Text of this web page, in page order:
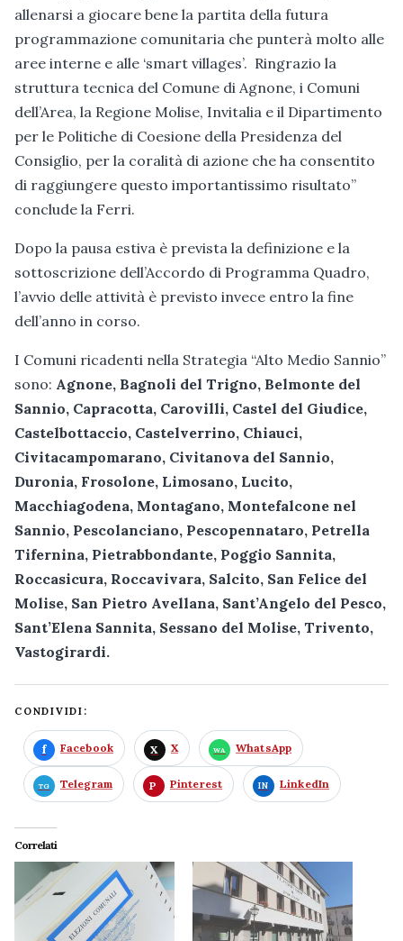
allenarsi a giocare bene la partita della futura
programmazione comunitaria che punterà molto alle
aree interne e alle ‘smart villages’. Ringrazio la
struttura tecnica del Comune di Agnone, i Comuni
dell’Area, la Regione Molise, Invitalia e il Dipartimento
per le Politiche di Coesione della Presidenza del
Consiglio, per la coralità di azione che ha consentito
di raggiungere questo importantissimo risultato”
conclude la Ferri.
Dopo la pausa estiva è prevista la definizione e la
sottoscrizione dell’Accordo di Programma Quadro,
l’avvio delle attività è previsto invece entro la fine
dell’anno in corso.
I Comuni ricadenti nella Strategia “Alto Medio Sannio”
sono: Agnone, Bagnoli del Trigno, Belmonte del
Sannio, Capracotta, Carovilli, Castel del Giudice,
Castelbottaccio, Castelverrino, Chiauci,
Civitacampomarano, Civitanova del Sannio,
Duronia, Frosolone, Limosano, Lucito,
Macchiagodena, Montagano, Montefalcone nel
Sannio, Pescolanciano, Pescopennataro, Petrella
Tifernina, Pietrabbondante, Poggio Sannita,
Roccasicura, Roccavivara, Salcito, San Felice del
Molise, San Pietro Avellana, Sant’Angelo del Pesco,
Sant’Elena Sannita, Sessano del Molise, Trivento,
Vastogirardi.
CONDIVIDI:
Facebook X WhatsApp
Telegram Pinterest LinkedIn
Correlati